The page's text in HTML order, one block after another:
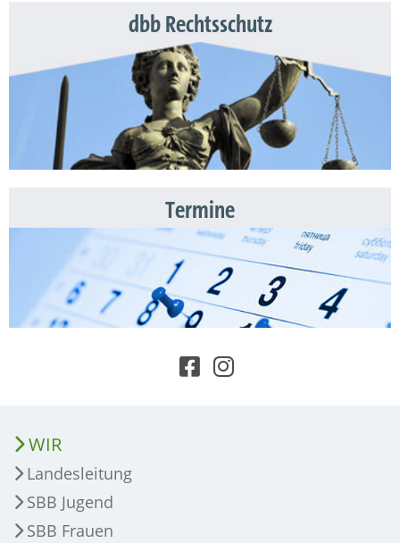
dbb Rechtsschutz
Termine
WIR
Landesleitung
SBB Jugend
SBB Frauen